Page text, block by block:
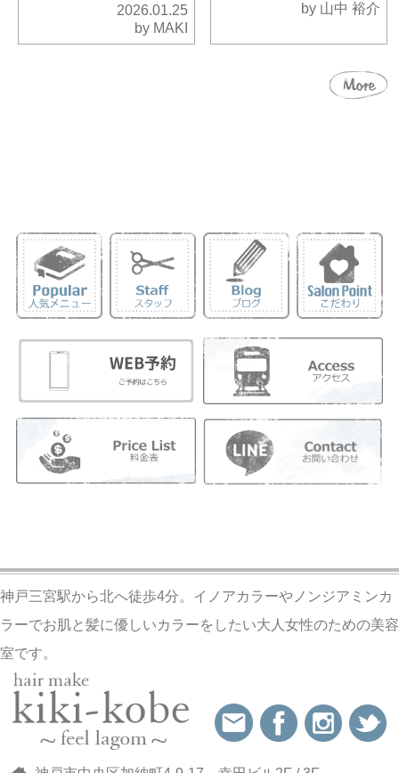
2026.01.25
by MAKI
by 山中 裕介
神戸三宮駅から北へ徒歩4分。イノアカラーやノンジアミンカ
ラーでお肌と髪に優しいカラーをしたい大人女性のための美容
室です。